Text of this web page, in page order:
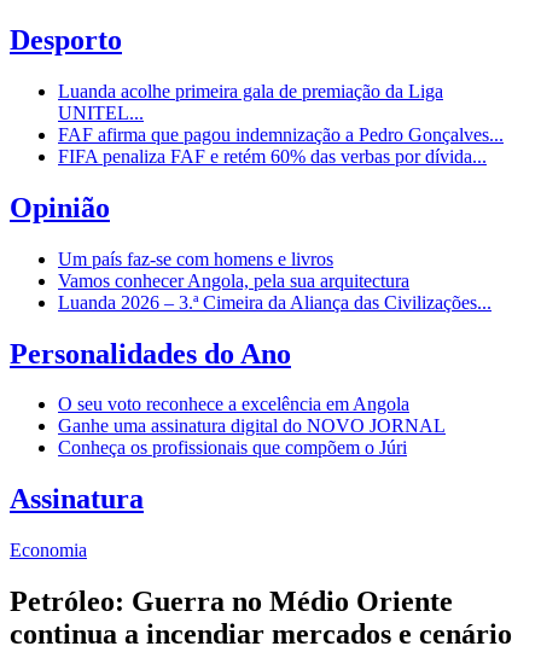
Desporto
Luanda acolhe primeira gala de premiação da Liga
UNITEL...
FAF afirma que pagou indemnização a Pedro Gonçalves...
FIFA penaliza FAF e retém 60% das verbas por dívida...
Opinião
Um país faz-se com homens e livros
Vamos conhecer Angola, pela sua arquitectura
Luanda 2026 – 3.ª Cimeira da Aliança das Civilizações...
Personalidades do Ano
O seu voto reconhece a excelência em Angola
Ganhe uma assinatura digital do NOVO JORNAL
Conheça os profissionais que compõem o Júri
Assinatura
Economia
Petróleo: Guerra no Médio Oriente
continua a incendiar mercados e cenário